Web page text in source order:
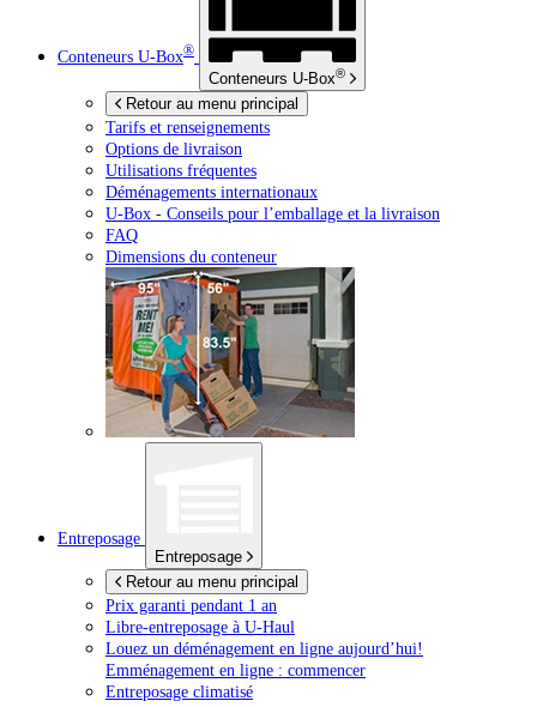
Conteneurs U-Box®
Conteneurs U-Box®
Retour au menu principal
Tarifs et renseignements
Options de livraison
Utilisations fréquentes
Déménagements internationaux
U-Box - Conseils pour l’emballage et la livraison
FAQ
Dimensions du conteneur
Entreposage
Entreposage
Retour au menu principal
Prix garanti pendant 1 an
Libre-entreposage à U-Haul
Louez un déménagement en ligne aujourd’hui!
Emménagement en ligne : commencer
Entreposage climatisé